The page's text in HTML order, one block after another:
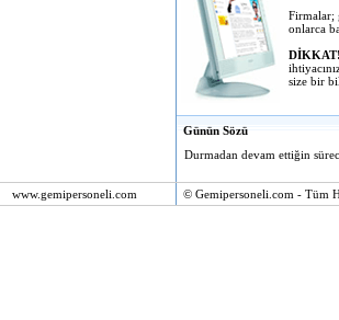
Firmalar;
onlarca
size bir
Günün Sözü
Durmadan devam ettiğin
www.gemipersoneli.com © Gemipersoneli.com - Tüm